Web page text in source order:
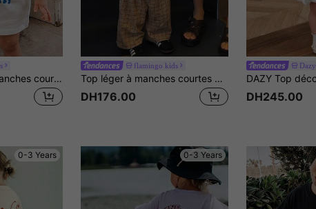
1 pièce T-shirt à manches courtes col rond imprimé pour bébé fille, vêtements d'été pour enfants - Un t-shirt adorable qui apporte joie et bonheur à chaque enfant !
flamingo kids
Top léger à manches courtes polyvalent pour bébé fille, T-shirt élastique et confortable pour le port quotidien, vêtement d'été essentiel et polyvalent pour bébé fille
DH176.00
Dazy
DH245.00
0-3 Years 0-3 Years